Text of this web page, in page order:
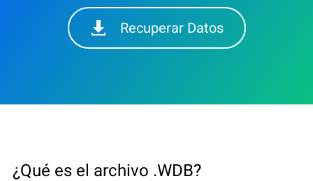
Recuperar Datos
¿Qué es el archivo .WDB?